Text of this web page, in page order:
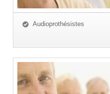
Audioprothésistes